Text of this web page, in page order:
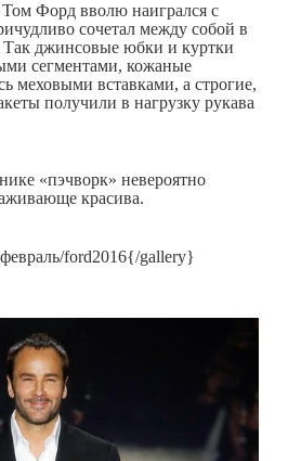
Форд вволю наигрался с
сочетал между собой в
Так джинсовые юбки и куртки
сегментами, кожаные
меховыми вставками, а строгие,
получили в нагрузку рукава
«пэчворк» невероятно
красива.
ford2016{/gallery}